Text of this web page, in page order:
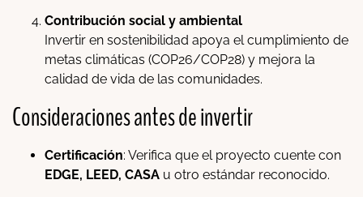
Contribución social y ambiental
Invertir en sostenibilidad apoya el cumplimiento de
metas climáticas (COP26/COP28) y mejora la
calidad de vida de las comunidades.
Consideraciones antes de invertir
Certificación: Verifica que el proyecto cuente con
EDGE, LEED, CASA u otro estándar reconocido.